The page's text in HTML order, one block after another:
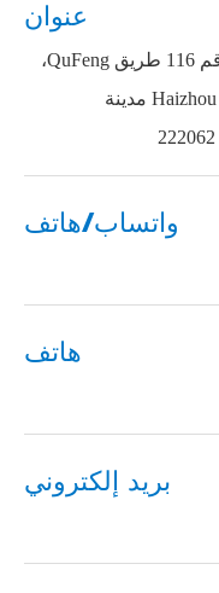
عنوان
الطابق الأول مركز رونليان الصناعي رقم 116 طريق QuFeng،
منطقة التنمية الاقتصادية والتكنولوجية Haizhou مدينة
واتساب/هاتف
هاتف
بريد إلكتروني